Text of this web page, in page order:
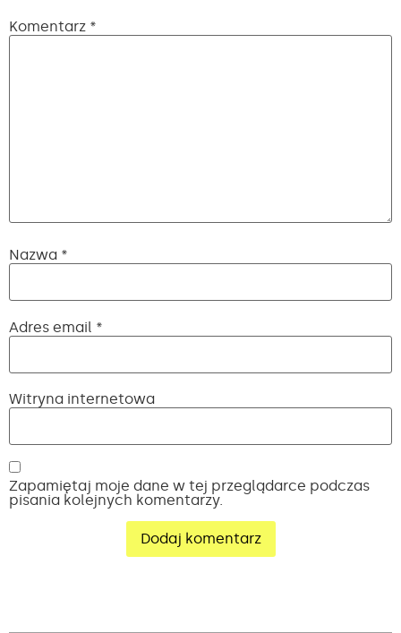
Komentarz *
Nazwa *
Adres email *
Witryna internetowa
Zapamiętaj moje dane w tej przeglądarce podczas
pisania kolejnych komentarzy.